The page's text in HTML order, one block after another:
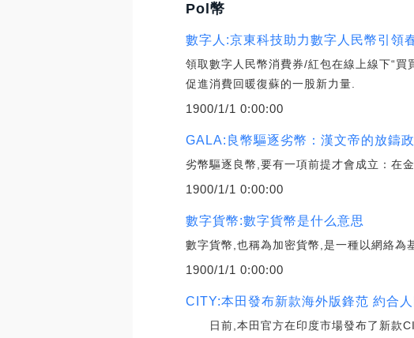
Pol幣
數字人:京東科技助力數字人民幣引領
領取數字人民幣消費券/紅包在線上線下“
促進消費回暖復蘇的一股新力量.
1900/1/1 0:00:00
GALA:良幣驅逐劣幣：漢文帝的放鑄
劣幣驅逐良幣,要有一項前提才會成立：在
1900/1/1 0:00:00
數字貨幣:數字貨幣是什么意思
數字貨幣,也稱為加密貨幣,是一種以網絡為
1900/1/1 0:00:00
CITY:本田發布新款海外版鋒范 約合
日前,本田官方在印度市場發布了新款